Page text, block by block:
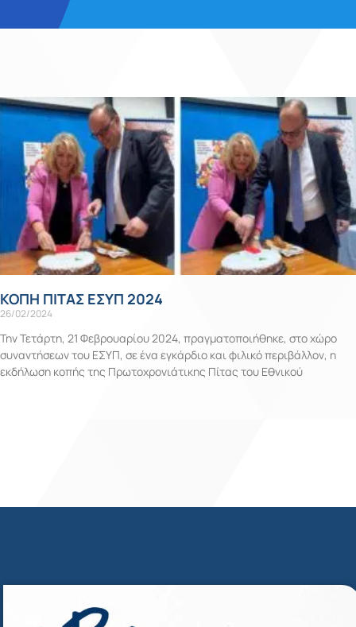
ΚΟΠΗ ΠΙΤΑΣ ΕΣΥΠ 2024
26/02/2024
Την Τετάρτη, 21 Φεβρουαρίου 2024, πραγματοποιήθηκε, στο χώρο
συναντήσεων του ΕΣΥΠ, σε ένα εγκάρδιο και φιλικό περιβάλλον, η
εκδήλωση κοπής της Πρωτοχρονιάτικης Πίτας του Εθνικού